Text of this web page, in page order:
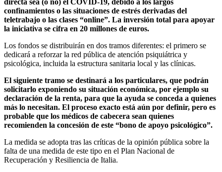
directa sea (o no) el COVID-19, debido a los largos
confinamientos o las situaciones de estrés derivadas del
teletrabajo o las clases “online”. La inversión total para apoyar
la iniciativa se cifra en 20 millones de euros.
Los fondos se distribuirán en dos tramos diferentes: el primero se
dedicará a reforzar la red pública de atención psiquiátrica y
psicológica, incluida la estructura sanitaria local y las clínicas.
El siguiente tramo se destinará a los particulares, que podrán
solicitarlo exponiendo su situación económica, por ejemplo su
declaración de la renta, para que la ayuda se conceda a quienes
más lo necesitan. El proceso exacto está aún por definir, pero es
probable que los médicos de cabecera sean quienes
recomienden la concesión de este “bono de apoyo psicológico”.
La medida se adopta tras las críticas de la opinión pública sobre la
falta de una medida de este tipo en el Plan Nacional de
Recuperación y Resiliencia de Italia.